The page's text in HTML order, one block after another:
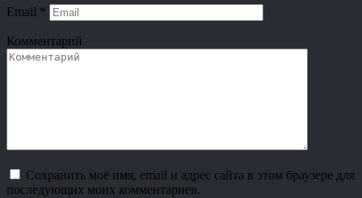
Email *
Комментарий
Сохранить моё имя, email и адрес сайта в этом браузере для
последующих моих комментариев.